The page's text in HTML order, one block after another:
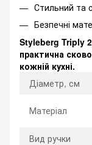
Стильний та
Безпечні
Styleberg Triply
практична
кожній кухні.
Діаметр, см
Матеріал
Вид ручки